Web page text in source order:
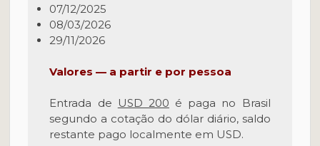
07/12/2025
08/03/2026
29/11/2026
Valores — a partir e por pessoa
Entrada de USD 200 é paga no Brasil
segundo a cotação do dólar diário, saldo
restante pago localmente em USD.